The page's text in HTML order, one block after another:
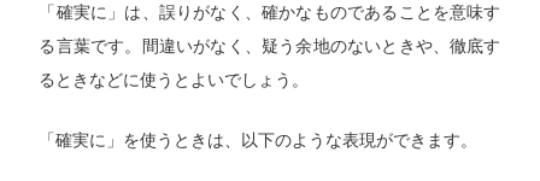
「確実に」は、誤りがなく、確かなものであることを意味す
る言葉です。間違いがなく、疑う余地のないときや、徹底す
るときなどに使うとよいでしょう。
「確実に」を使うときは、以下のような表現ができます。